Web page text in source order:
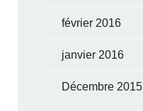
février 2016
janvier 2016
Décembre 2015